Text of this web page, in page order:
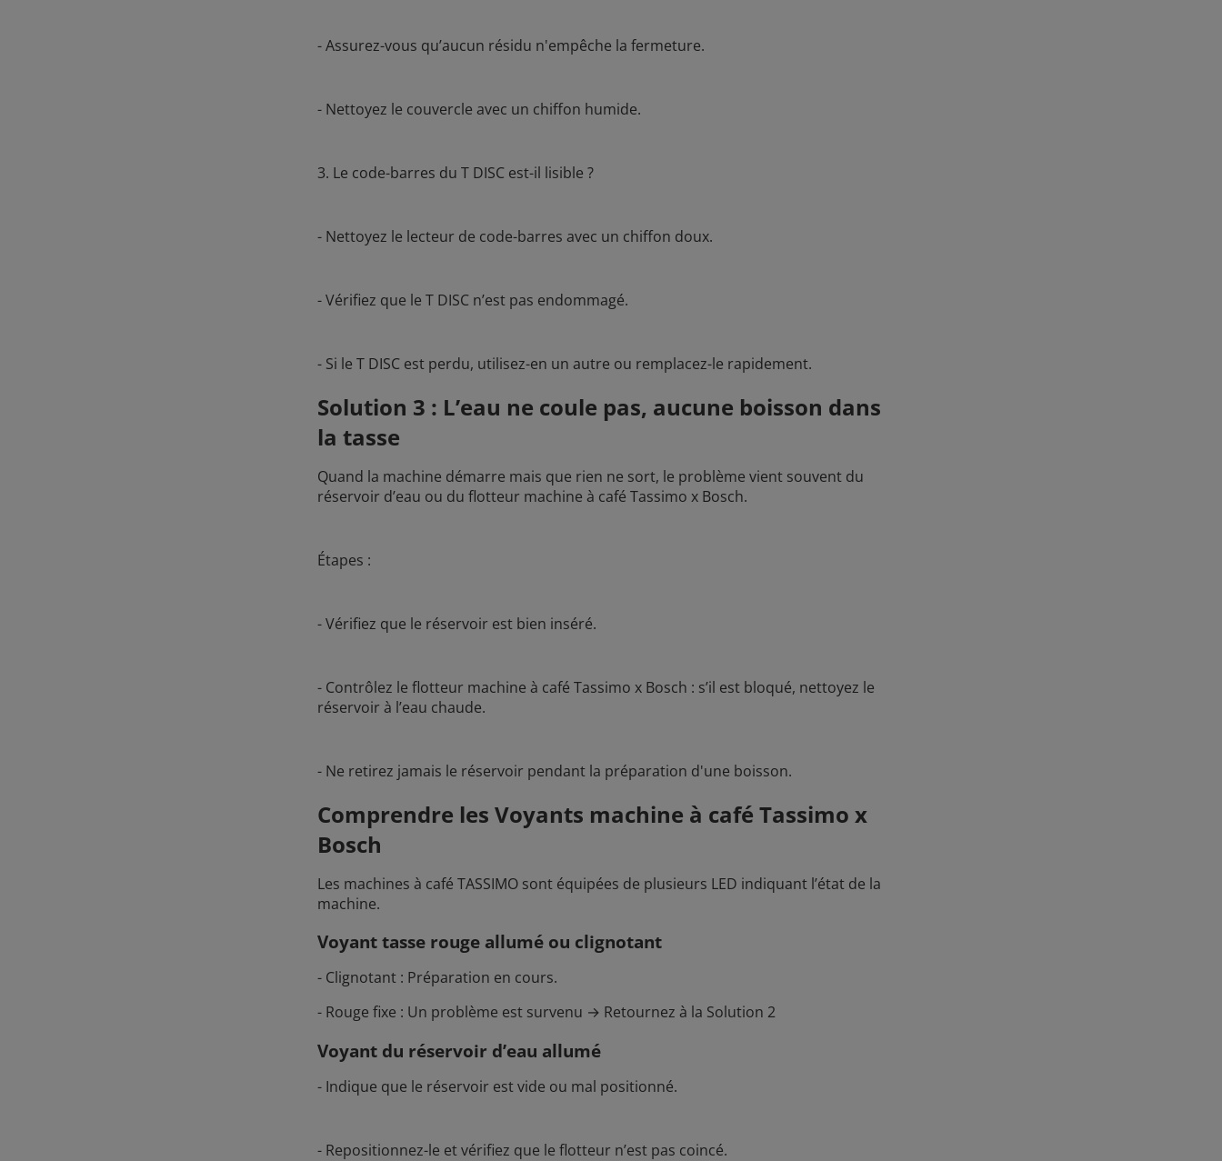
- Assurez-vous qu’aucun résidu n'empêche la fermeture.
- Nettoyez le couvercle avec un chiffon humide.
3. Le code-barres du T DISC est-il lisible ?
- Nettoyez le lecteur de code-barres avec un chiffon doux.
- Vérifiez que le T DISC n’est pas endommagé.
- Si le T DISC est perdu, utilisez-en un autre ou remplacez-le rapidement.
Solution 3 : L’eau ne coule pas, aucune boisson dans
la tasse
Quand la machine démarre mais que rien ne sort, le problème vient souvent du
réservoir d’eau ou du flotteur machine à café Tassimo x Bosch.
Étapes :
- Vérifiez que le réservoir est bien inséré.
- Contrôlez le flotteur machine à café Tassimo x Bosch : s’il est bloqué, nettoyez le
réservoir à l’eau chaude.
- Ne retirez jamais le réservoir pendant la préparation d'une boisson.
Comprendre les Voyants machine à café Tassimo x
Bosch
Les machines à café TASSIMO sont équipées de plusieurs LED indiquant l’état de la
machine.
Voyant tasse rouge allumé ou clignotant
- Clignotant : Préparation en cours.
- Rouge fixe : Un problème est survenu → Retournez à la Solution 2
Voyant du réservoir d’eau allumé
- Indique que le réservoir est vide ou mal positionné.
- Repositionnez-le et vérifiez que le flotteur n’est pas coincé.